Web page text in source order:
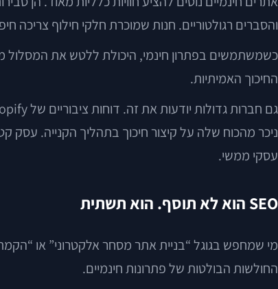
והסברים רגולטוריים. חנות שמוכרת חלקי חילוף צריכה
כשמשתמשים בפתרון חינמי, היכולת ללטש את המסלול
החיכוך האמיתיות.
ניכר מהכוח שלה על קיצור חיכוך בתהליך הקנייה. עסק
עסקי ממשי.
SEO הוא לא תוסף. הוא תשתית
מי שמחפש בגוגל “בניית אתר מסחר אלקטרוני” או
החולשות הבולטות של פתרונות חינמיים.